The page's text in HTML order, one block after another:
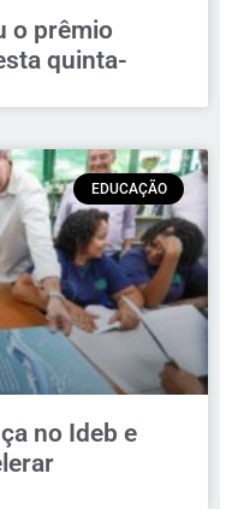
o prêmio
quinta-
EDUCAÇÃO
no Ideb e